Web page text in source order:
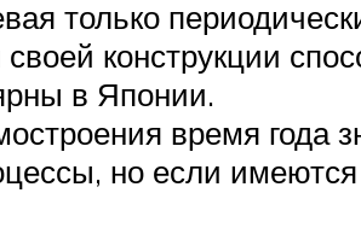
только
конструкции
в Японии.
время года
но если